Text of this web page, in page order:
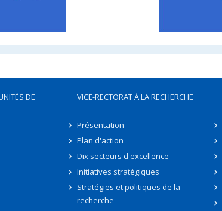
DE
VICE-RECTORAT À LA RECHERCHE
Présentation
Plan d'action
Dix secteurs d'excellence
Initiatives stratégiques
Stratégies et politiques de la
recherche